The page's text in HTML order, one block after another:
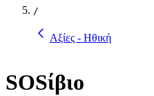
/
Αξίες - Ηθική
SOSίβιο